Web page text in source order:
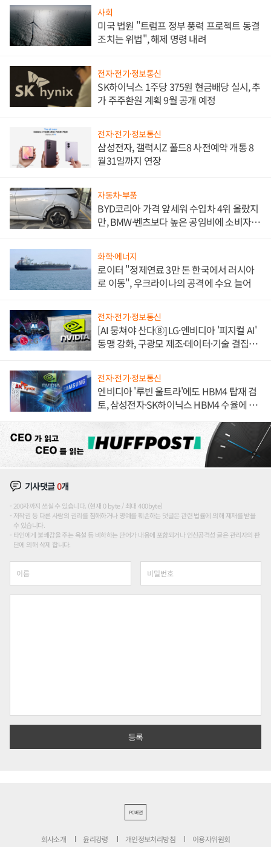
사회
미국 법원 "트럼프 정부 풍력 프로젝트 동결
조치는 위법", 해제 명령 내려
전자·전기·정보통신
SK하이닉스 1주당 375원 현금배당 실시, 추
가 주주환원 계획 9월 공개 예정
전자·전기·정보통신
삼성전자, 갤럭시Z 폴드8 사전예약 개통 8
월31일까지 연장
자동차·부품
BYD코리아 가격 앞세워 수입차 4위 올랐지
만, BMW·벤츠보다 높은 공임비에 소비자
화학·에너지
로이터 "정제연료 3만 톤 한국에서 러시아
로 이동", 우크라이나의 공격에 수요 늘어
전자·전기·정보통신
[AI 뭉쳐야 산다⑧] LG·엔비디아 '피지컬 AI'
동맹 강화, 구광모 제조·데이터·기술 결집
전자·전기·정보통신
엔비디아 '루빈 울트라'에도 HBM4 탑재 검
토, 삼성전자·SK하이닉스 HBM4 수율에 주
기사댓글0개
200자까지 쓰실 수 있습니다. (현재 0 byte / 최대 400byte)
저작권 등 다른 사람의 권리를 침해하거나 명예를 훼손하는 댓글은 관련 법률에 의해 제재를 받을
수 있습니다.
타인에게 불쾌감을 주는 욕설 등 비하하는 단어가 내용에 포함되거나 인신공격성 글은 관리자의 판
단에 의해 삭제 합니다.
PC버전
회사소개 윤리강령 개인정보처리방침 이용자위원회